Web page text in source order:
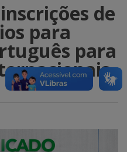
de
para
para